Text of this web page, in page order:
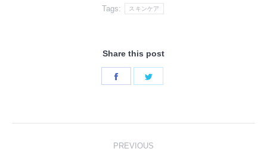
Tags: スキンケア
Share this post
Share
PREVIOUS